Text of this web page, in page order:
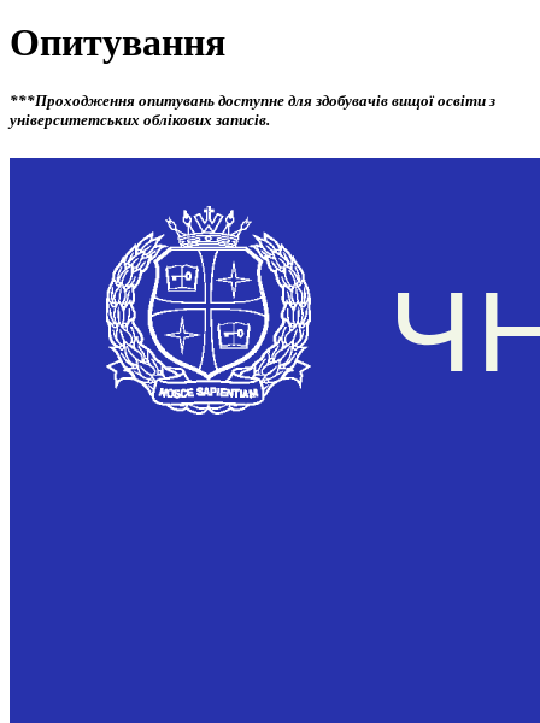
Опитування
***Проходження опитувань доступне для здобувачів вищої освіти з
університетських облікових записів.